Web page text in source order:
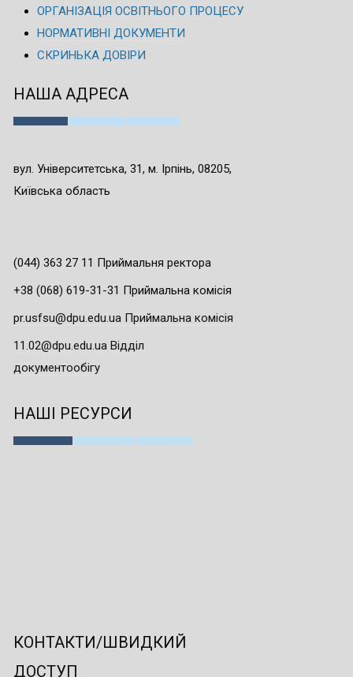
ОРГАНІЗАЦІЯ ОСВІТНЬОГО ПРОЦЕСУ
НОРМАТИВНІ ДОКУМЕНТИ
СКРИНЬКА ДОВІРИ
НАША АДРЕСА
вул. Університетська, 31, м. Ірпінь, 08205,
Київська область
(044) 363 27 11 Приймальня ректора
+38 (068) 619-31-31 Приймальна комісія
pr.usfsu@dpu.edu.ua Приймальна комісія
11.02@dpu.edu.ua Відділ
документообігу
НАШІ РЕСУРСИ
КОНТАКТИ/ШВИДКИЙ
ДОСТУП